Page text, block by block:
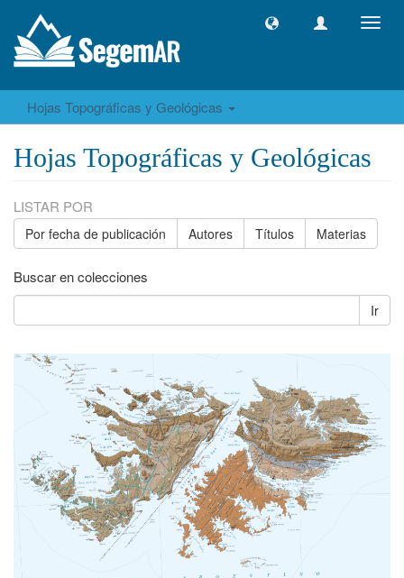
Hojas Topográficas y Geológicas
Hojas Topográficas y Geológicas
LISTAR POR
Por fecha de publicación Autores Títulos Materias
Buscar en colecciones
Ir